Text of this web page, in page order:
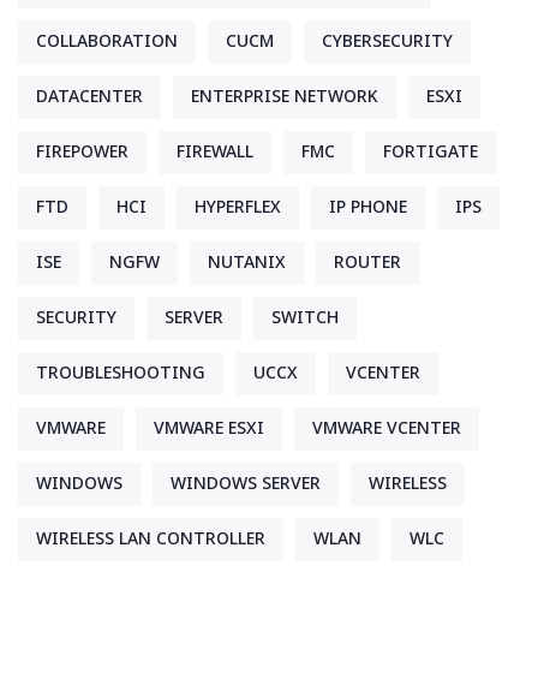
COLLABORATION CUCM CYBERSECURITY
DATACENTER ENTERPRISE NETWORK ESXI
FIREPOWER FIREWALL FMC FORTIGATE
FTD HCI HYPERFLEX IP PHONE IPS
ISE NGFW NUTANIX ROUTER
SECURITY SERVER SWITCH
TROUBLESHOOTING UCCX VCENTER
VMWARE VMWARE ESXI VMWARE VCENTER
WINDOWS WINDOWS SERVER WIRELESS
WIRELESS LAN CONTROLLER WLAN WLC